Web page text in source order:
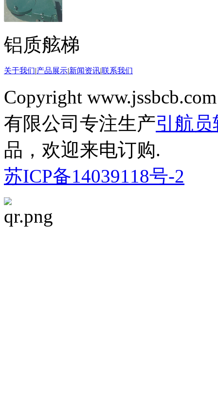
铝质舷梯
关于我们|产品展示|新闻资讯|联系我们
Copyright
有限公司专注生产引航员
品，欢迎来电订购.
苏ICP备14039118号-2